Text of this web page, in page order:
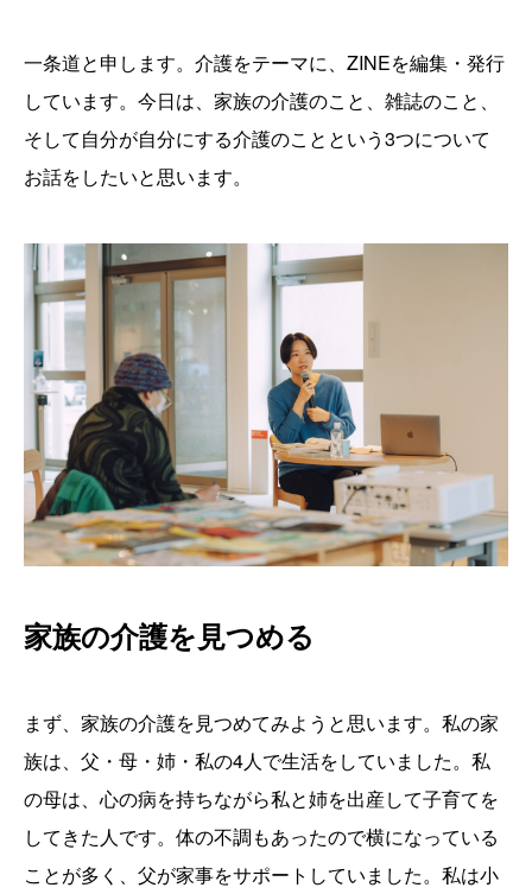
一条道と申します。介護をテーマに、ZINEを編集・発行
しています。今日は、家族の介護のこと、雑誌のこと、
そして自分が自分にする介護のことという3つについて
お話をしたいと思います。
家族の介護を見つめる
まず、家族の介護を見つめてみようと思います。私の家
族は、父・母・姉・私の4人で生活をしていました。私
の母は、心の病を持ちながら私と姉を出産して子育てを
してきた人です。体の不調もあったので横になっている
ことが多く、父が家事をサポートしていました。私は小